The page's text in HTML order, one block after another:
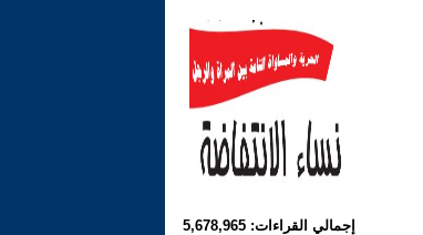
إجمالي القراءات: 5,678,965